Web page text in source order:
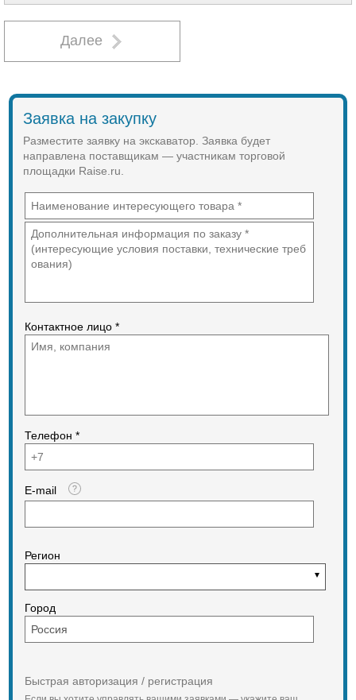
инструкция по эксплуатации.
Осуществляем гарантийное и
Далее
Заявка на закупку
Разместите заявку на экскаватор. Заявка будет
направлена поставщикам — участникам торговой
площадки Raise.ru.
Контактное лицо *
Телефон *
E-mail
Регион
Город
Быстрая авторизация / регистрация